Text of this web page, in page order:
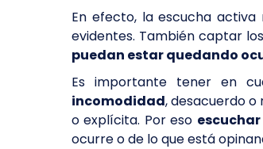
En efecto, la escucha activa
evidentes. También captar
puedan estar quedando
Es importante tener en
incomodidad, desacuerdo
o explícita. Por eso
ocurre o de lo que está